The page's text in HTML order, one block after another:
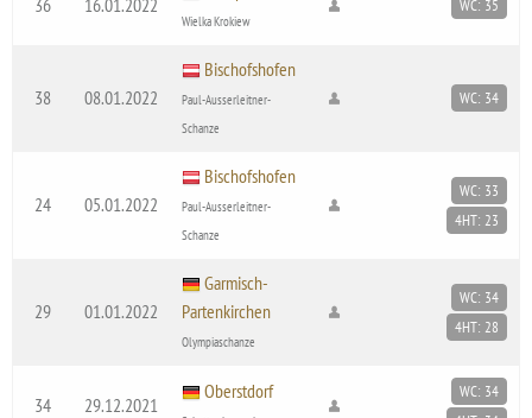
Wielka Krokiew
WC: 35
38 08.01.2022
Bischofshofen
Paul-Ausserleitner-
Schanze
WC: 34
24 05.01.2022
Bischofshofen
Paul-Ausserleitner-
Schanze
WC: 33
4HT: 23
29 01.01.2022
Garmisch-
Partenkirchen
Olympiaschanze
WC: 34
4HT: 28
34 29.12.2021
Oberstdorf
WC: 34